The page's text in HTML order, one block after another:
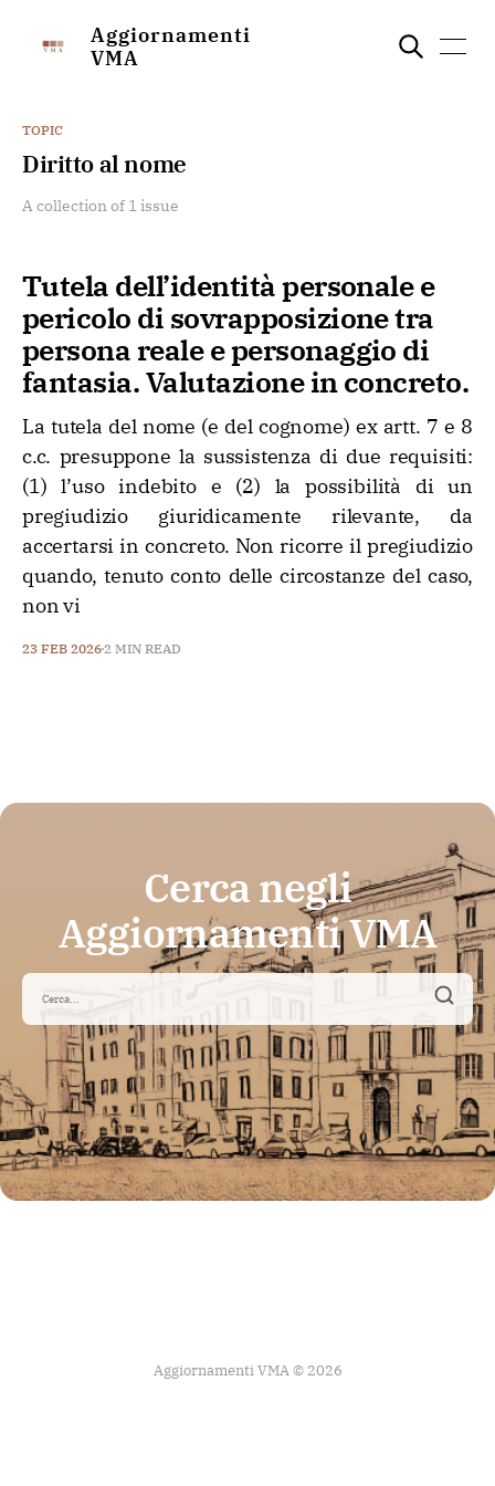
Aggiornamenti
VMA
TOPIC
Diritto al nome
A collection of 1 issue
Tutela dell’identità personale e
pericolo di sovrapposizione tra
persona reale e personaggio di
fantasia. Valutazione in concreto.
La tutela del nome (e del cognome) ex artt. 7 e 8
c.c. presuppone la sussistenza di due requisiti:
(1) l’uso indebito e (2) la possibilità di un
pregiudizio giuridicamente rilevante, da
accertarsi in concreto. Non ricorre il pregiudizio
quando, tenuto conto delle circostanze del caso,
non vi
23 FEB 20262 MIN READ
Cerca negli
Aggiornamenti VMA
Aggiornamenti VMA © 2026